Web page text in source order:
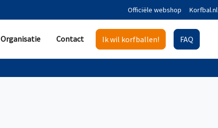
Officiële webshop Korfbal.nl
Organisatie Contact Ik wil korfballen! FAQ